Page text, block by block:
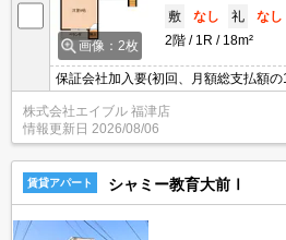
画像：2枚
敷
なし 礼
なし
2階
1R 18m²
保証会社加入要(初回、月額総支払額の
株式会社エイブル 福津店
情報更新日 2026/08/06
賃貸アパート シャミー教育大前Ⅰ